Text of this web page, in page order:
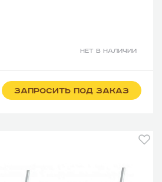
нет в наличии
ЗАПРОСИТЬ ПОД ЗАКАЗ